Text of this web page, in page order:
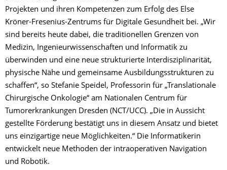
Projekten und ihren Kompetenzen zum Erfolg des Else
Kröner-Fresenius-Zentrums für Digitale Gesundheit bei. „Wir
sind bereits heute dabei, die traditionellen Grenzen von
Medizin, Ingenieurwissenschaften und Informatik zu
überwinden und eine neue strukturierte Interdisziplinarität,
physische Nähe und gemeinsame Ausbildungsstrukturen zu
schaffen“, so Stefanie Speidel, Professorin für „Translationale
Chirurgische Onkologie“ am Nationalen Centrum für
Tumorerkrankungen Dresden (NCT/UCC). „Die in Aussicht
gestellte Förderung bestätigt uns in diesem Ansatz und bietet
uns einzigartige neue Möglichkeiten.“ Die Informatikerin
entwickelt neue Methoden der intraoperativen Navigation
und Robotik.